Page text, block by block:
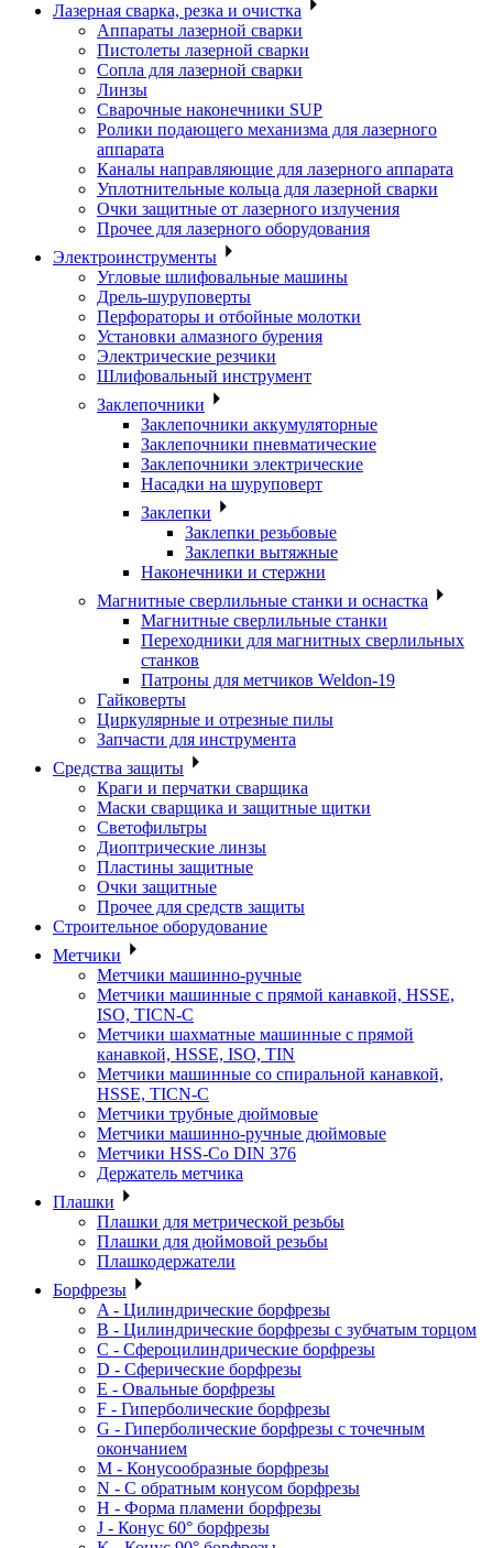
Лазерная сварка, резка и очистка
Аппараты лазерной сварки
Пистолеты лазерной сварки
Сопла для лазерной сварки
Линзы
Сварочные наконечники SUP
Ролики подающего механизма для лазерного
аппарата
Каналы направляющие для лазерного аппарата
Уплотнительные кольца для лазерной сварки
Очки защитные от лазерного излучения
Прочее для лазерного оборудования
Электроинструменты
Угловые шлифовальные машины
Дрель-шуруповерты
Перфораторы и отбойные молотки
Установки алмазного бурения
Электрические резчики
Шлифовальный инструмент
Заклепочники
Заклепочники аккумуляторные
Заклепочники пневматические
Заклепочники электрические
Насадки на шуруповерт
Заклепки
Заклепки резьбовые
Заклепки вытяжные
Наконечники и стержни
Магнитные сверлильные станки и оснастка
Магнитные сверлильные станки
Переходники для магнитных сверлильных
станков
Патроны для метчиков Weldon-19
Гайковерты
Циркулярные и отрезные пилы
Запчасти для инструмента
Средства защиты
Краги и перчатки сварщика
Маски сварщика и защитные щитки
Светофильтры
Диоптрические линзы
Пластины защитные
Очки защитные
Прочее для средств защиты
Строительное оборудование
Метчики
Метчики машинно-ручные
Метчики машинные с прямой канавкой, HSSE,
ISO, TICN-C
Метчики шахматные машинные с прямой
канавкой, HSSE, ISO, TIN
Метчики машинные со спиральной канавкой,
HSSE, TICN-C
Метчики трубные дюймовые
Метчики машинно-ручные дюймовые
Метчики HSS-Co DIN 376
Держатель метчика
Плашки
Плашки для метрической резьбы
Плашки для дюймовой резьбы
Плашкодержатели
Борфрезы
A - Цилиндрические борфрезы
B - Цилиндрические борфрезы с зубчатым торцом
C - Сфероцилиндрические борфрезы
D - Сферические борфрезы
E - Овальные борфрезы
F - Гиперболические борфрезы
G - Гиперболические борфрезы с точечным
окончанием
M - Конусообразные борфрезы
N - С обратным конусом борфрезы
H - Форма пламени борфрезы
J - Конус 60° борфрезы